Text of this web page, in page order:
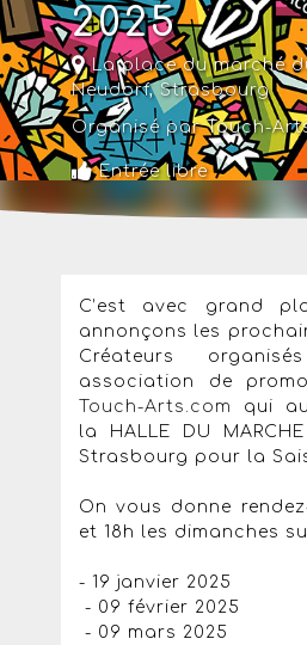
2025
La place du marché
Neudorf, Strasbourg
Organisé par Touch-
Entrée libre
C’est avec grand
annonçons les
Créateurs
association de
Touch-Arts.com
qui
la HALLE DU
Strasbourg pour la
On vous donne
et 18h les dimanches
- 19 janvier 2025
- 09 février 2025
- 09 mars 2025